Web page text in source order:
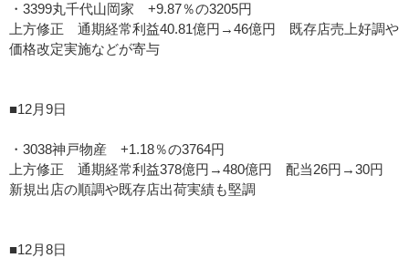
・3399丸千代山岡家 +9.87％の3205円
上方修正 通期経常利益40.81億円→46億円 既存店売上好調や
価格改定実施などが寄与
■12月9日
・3038神戸物産 +1.18％の3764円
上方修正 通期経常利益378億円→480億円 配当26円→30円
新規出店の順調や既存店出荷実績も堅調
■12月8日